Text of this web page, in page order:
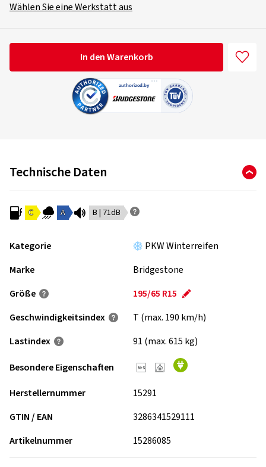
Wählen Sie eine Werkstatt aus
In den Warenkorb
Technische Daten
C A B | 71dB
Kategorie
PKW Winterreifen
Marke
Bridgestone
Größe
195/65 R15
Geschwindigkeits­index
T (max. 190 km/h)
Lastindex
91 (max. 615 kg)
Besondere Eigenschaften
Herstellernummer
15291
GTIN / EAN
3286341529111
Artikelnummer
15286085